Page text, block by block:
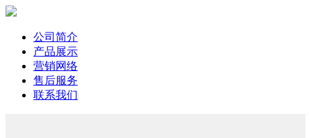
公司简介
产品展示
营销网络
售后服务
联系我们